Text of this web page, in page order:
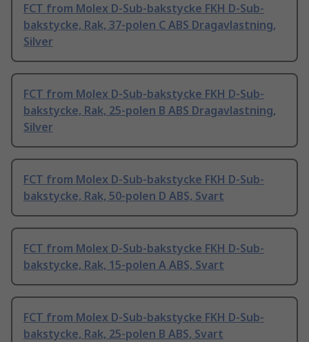
FCT from Molex D-Sub-bakstycke FKH D-Sub-
bakstycke, Rak, 37-polen C ABS Dragavlastning,
Silver
FCT from Molex D-Sub-bakstycke FKH D-Sub-
bakstycke, Rak, 25-polen B ABS Dragavlastning,
Silver
FCT from Molex D-Sub-bakstycke FKH D-Sub-
bakstycke, Rak, 50-polen D ABS, Svart
FCT from Molex D-Sub-bakstycke FKH D-Sub-
bakstycke, Rak, 15-polen A ABS, Svart
FCT from Molex D-Sub-bakstycke FKH D-Sub-
bakstycke, Rak, 25-polen B ABS, Svart